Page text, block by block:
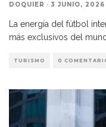
DOQUIER · 3 JUNIO, 2026
La energía del fútbol
más exclusivos del
TURISMO 0